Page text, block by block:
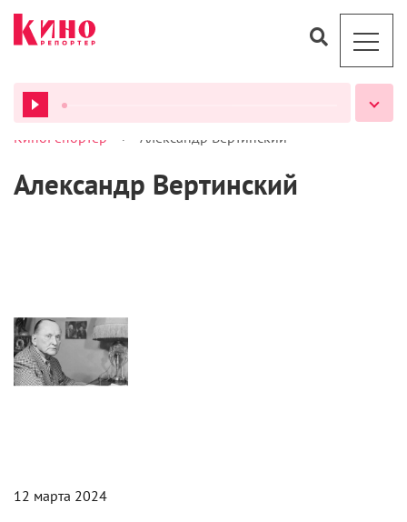
ВСЕ ПОДКАСТЫ
КиноРепортер > Александр Вертинский
Александр Вертинский
12 марта 2024